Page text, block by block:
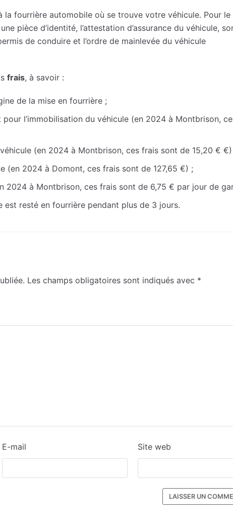
la fourrière automobile où se trouve votre véhicule. Pour le
pièce d’identité, l’attestation d’assurance du véhicule,
de conduire et l’ordre de mainlevée du véhicule
frais, à savoir :
de la mise en fourrière ;
pour l’immobilisation du véhicule (en 2024 à Montbrison,
(en 2024 à Montbrison, ces frais sont de 15,20 €
(en 2024 à Domont, ces frais sont de 127,65 €) ;
2024 à Montbrison, ces frais sont de 6,75 € par jour de
est resté en fourrière pendant plus de 3 jours.
Les champs obligatoires sont indiqués avec *
E-mail Site web